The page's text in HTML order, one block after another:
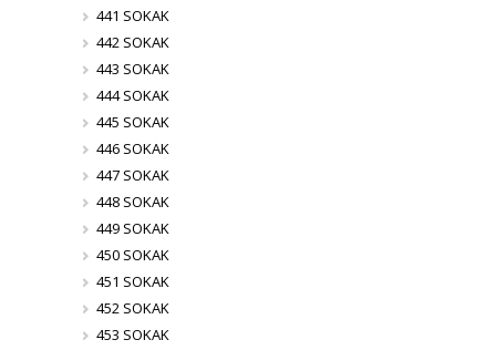
441 SOKAK
442 SOKAK
443 SOKAK
444 SOKAK
445 SOKAK
446 SOKAK
447 SOKAK
448 SOKAK
449 SOKAK
450 SOKAK
451 SOKAK
452 SOKAK
453 SOKAK